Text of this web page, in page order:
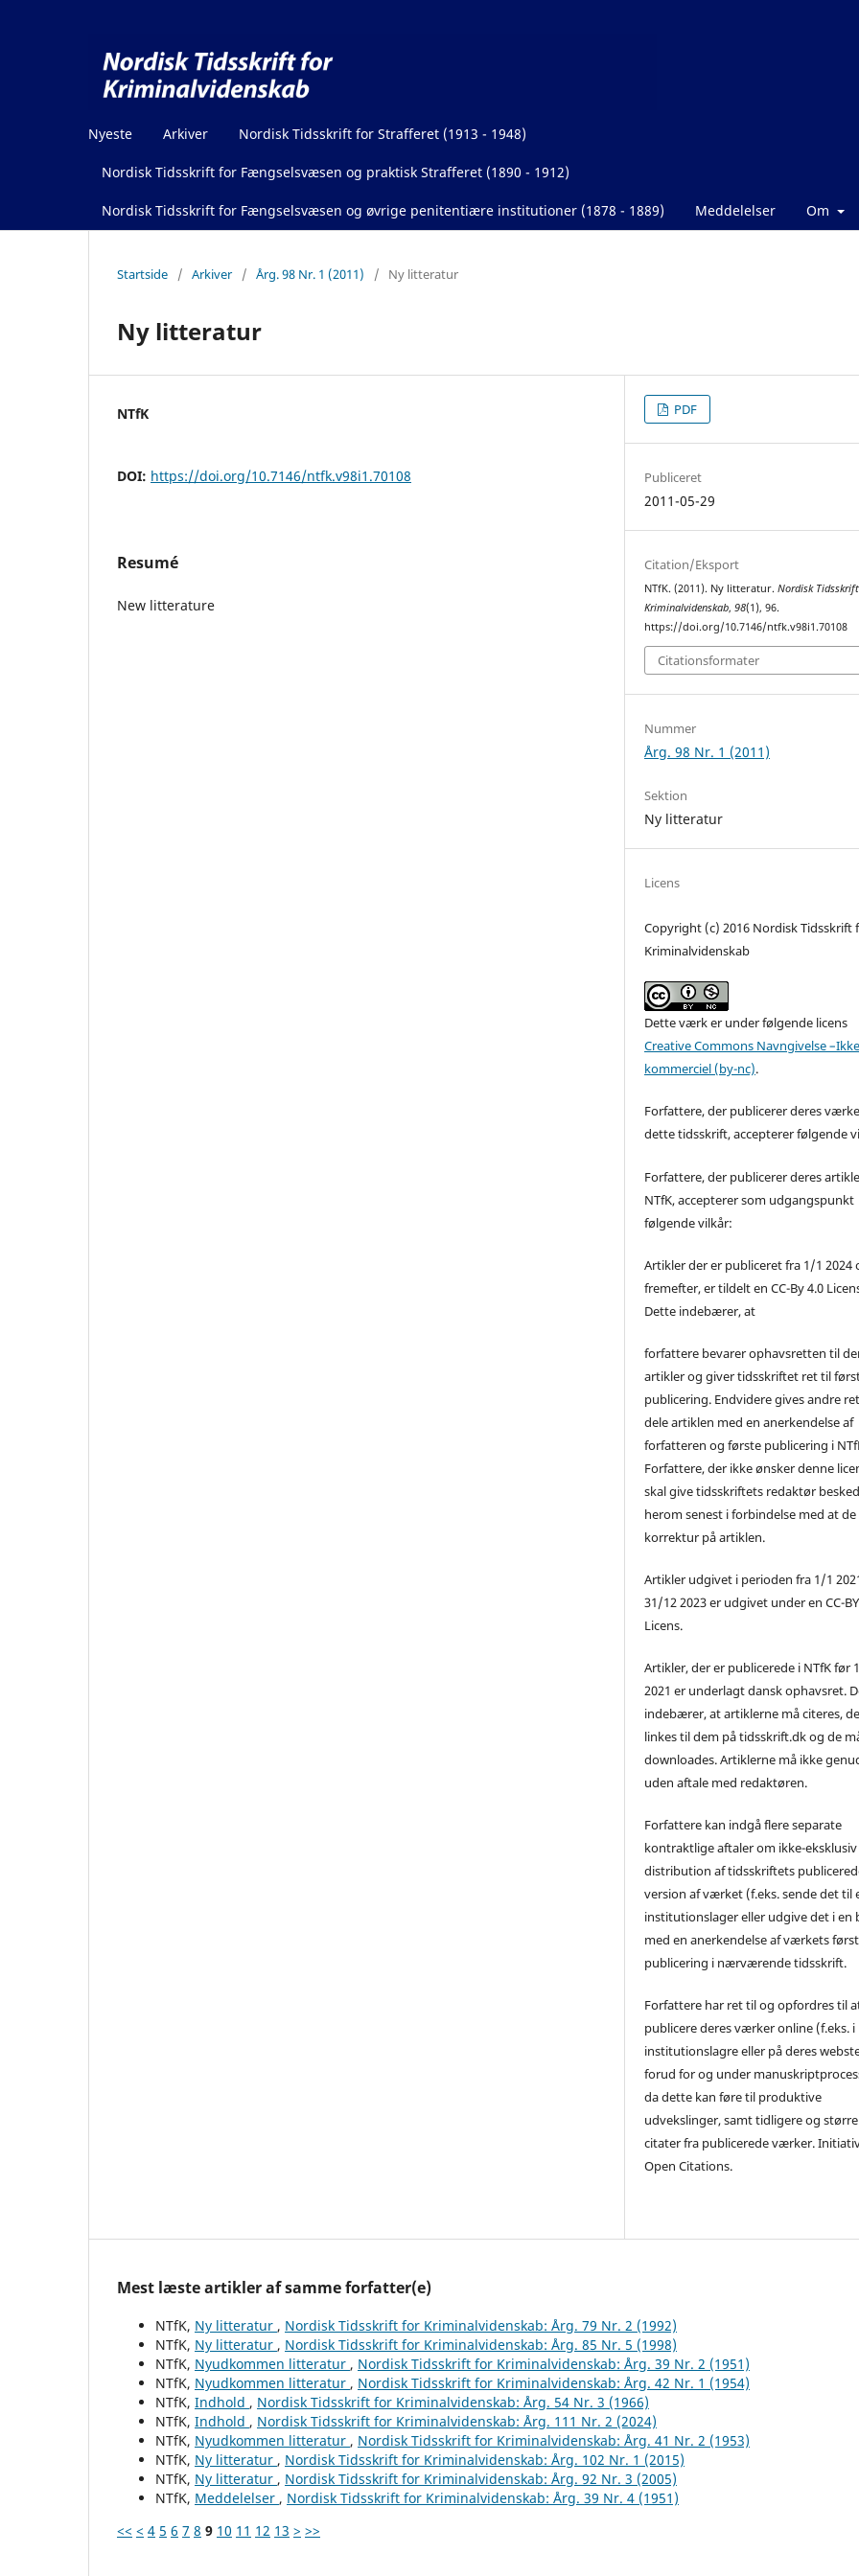
Nyeste Arkiver Nordisk Tidsskrift for Strafferet (1913 - 1948)
Nordisk Tidsskrift for Fængselsvæsen og praktisk Strafferet (1890 - 1912)
Nordisk Tidsskrift for Fængselsvæsen og øvrige penitentiære institutioner (1878 - 1889) Meddelelser Om
Startside / Arkiver / Årg. 98 Nr. 1 (2011) / Ny litteratur
Ny litteratur
NTfK
DOI: https://doi.org/10.7146/ntfk.v98i1.70108
Resumé
New litterature
PDF
Publiceret
2011-05-29
Citation/Eksport
NTfK. (2011). Ny litteratur.Nordisk
Kriminalvidenskab,98(1), 96.
https://doi.org/10.7146/ntfk.v98i1.70108
Citationsformater
Nummer
Årg. 98 Nr. 1 (2011)
Sektion
Ny litteratur
Licens
Copyright (c) 2016 Nordisk Tidsskrift
Kriminalvidenskab
Dette værk er under følgende licens
Creative Commons Navngivelse
kommerciel (by-nc).
Forfattere, der publicerer deres
dette tidsskrift, accepterer følgende
Forfattere, der publicerer deres
NTfK, accepterer som udgangspunkt
følgende vilkår:
Artikler der er publiceret fra 1/1 2024
fremefter, er tildelt en CC-By 4.0
Dette indebærer, at
forfattere bevarer ophavsretten til
artikler og giver tidsskriftet ret til
publicering. Endvidere gives andre
dele artiklen med en anerkendelse af
forfatteren og første publicering i
Forfattere, der ikke ønsker denne
skal give tidsskriftets redaktør besked
herom senest i forbindelse med at
korrektur på artiklen.
Artikler udgivet i perioden fra 1/1
31/12 2023 er udgivet under en CC-
Licens.
Artikler, der er publicerede i NTfK før
2021 er underlagt dansk ophavsret.
indebærer, at artiklerne må citeres,
linkes til dem på tidsskrift.dk og de
downloades. Artiklerne må ikke
uden aftale med redaktøren.
Forfattere kan indgå flere separate
kontraktlige aftaler om ikke-eksklusiv
distribution af tidsskriftets
version af værket (f.eks. sende det til
institutionslager eller udgive det i en
med en anerkendelse af værkets
publicering i nærværende tidsskrift.
Forfattere har ret til og opfordres til
publicere deres værker online (f.eks. i
institutionslagre eller på deres
forud for og under
da dette kan føre til produktive
udvekslinger, samt tidligere og større
citater fra publicerede værker.
Open Citations.
Mest læste artikler af samme forfatter(e)
NTfK, Ny litteratur , Nordisk Tidsskrift for Kriminalvidenskab: Årg. 79 Nr. 2 (1992)
NTfK, Ny litteratur , Nordisk Tidsskrift for Kriminalvidenskab: Årg. 85 Nr. 5 (1998)
NTfK, Nyudkommen litteratur , Nordisk Tidsskrift for Kriminalvidenskab: Årg. 39 Nr. 2 (1951)
NTfK, Nyudkommen litteratur , Nordisk Tidsskrift for Kriminalvidenskab: Årg. 42 Nr. 1 (1954)
NTfK, Indhold , Nordisk Tidsskrift for Kriminalvidenskab: Årg. 54 Nr. 3 (1966)
NTfK, Indhold , Nordisk Tidsskrift for Kriminalvidenskab: Årg. 111 Nr. 2 (2024)
NTfK, Nyudkommen litteratur , Nordisk Tidsskrift for Kriminalvidenskab: Årg. 41 Nr. 2 (1953)
NTfK, Ny litteratur , Nordisk Tidsskrift for Kriminalvidenskab: Årg. 102 Nr. 1 (2015)
NTfK, Ny litteratur , Nordisk Tidsskrift for Kriminalvidenskab: Årg. 92 Nr. 3 (2005)
NTfK, Meddelelser , Nordisk Tidsskrift for Kriminalvidenskab: Årg. 39 Nr. 4 (1951)
<< < 4 5 6 7 8 9 10 11 12 13 > >>